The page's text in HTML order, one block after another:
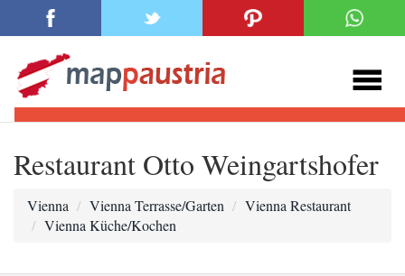
Restaurant Otto Weingartshofer
Vienna Vienna Terrasse/Garten
Vienna Restaurant
Vienna Küche/Kochen